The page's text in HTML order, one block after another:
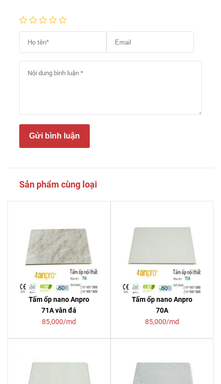
Gửi bình luận
Sản phẩm cùng loại
Tấm ốp nano Anpro
71A vân đá
85,000/md
Tấm ốp nano Anpro
70A
85,000/md